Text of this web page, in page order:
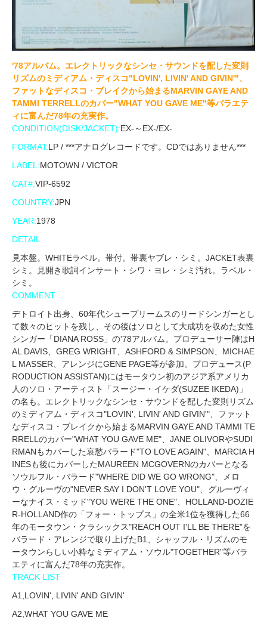
'78アルバム。エレクトリックなシンセ・サウンドを配した変則
リズムのミディアム・ディスコ"LOVIN', LIVIN' AND GIVIN'"、
ファットなディスコ・ブレイクから始まるMARVIN GAYE AND
TAMMI TERRELLのカバー"WHAT YOU GAVE ME"等バラエテ
ィに富んだ78年の充実作。
CONDITION(DISK/JACKET):EX-～EX-/EX-
FORMAT:LP / ***アナログレコードです。CDではありません***
LABEL:MOTOWN / VICTOR
CAT#:VIP-6592
COUNTRY:JPN
YEAR:1978
DETAIL
見本盤。WHITEラベル。帯付。帯裏ヤブレ・シミ。JACKET表裏
シミ。見開き歌詞インサート・シワ・ヨレ・シミ汚れ。ラベル・
シミ。
COMMENT
デトロイト出身、60年代シュープリームスのリードシンガーとし
て数々のヒットを残し、その後はソロとして大成功を収めた女性
シンガー「DIANA ROSS」の'78アルバム。プロデューサー陣はH
AL DAVIS、GREG WRIGHT、ASHFORD & SIMPSON、MICHAE
L MASSER、アレンジにGENE PAGE等が参加。プロデュース(P
RODUCTION ASSISTAN)にはモータウン初のアジア系アメリカ
人のソロ・アーティスト「スージー・イケダ(SUZEE IKEDA)」
の名も。エレクトリックなシンセ・サウンドを配した変則リズム
のミディアム・ディスコ"LOVIN', LIVIN' AND GIVIN'"、ファット
なディスコ・ブレイクから始まるMARVIN GAYE AND TAMMI TE
RRELLのカバー"WHAT YOU GAVE ME"、JANE OLIVORやSUDI
RMANもカバーした哀愁バラード"TO LOVE AGAIN"、MARCIA H
INESも後にカバーしたMAUREEN MCGOVERNのカバーとなる
ソウルフル・バラード"WHERE DID WE GO WRONG"、メロ
ウ・グルーヴの"NEVER SAY I DON'T LOVE YOU"、グルーヴィ
ーなナイス・ミッド"YOU WERE THE ONE"、HOLLAND-DOZIE
R-HOLLAND作の「フォー・トップス」の全米1位を獲得した66
年のモータウン・クラシックス"REACH OUT I'LL BE THERE"を
バラード・アレンジで取り上げたB1、シャッフル・リズムのモ
ータウンらしい小粋なミディアム・ソウル"TOGETHER"等バラ
エティに富んだ78年の充実作。
TRACK LIST
A1,LOVIN', LIVIN' AND GIVIN'
A2,WHAT YOU GAVE ME